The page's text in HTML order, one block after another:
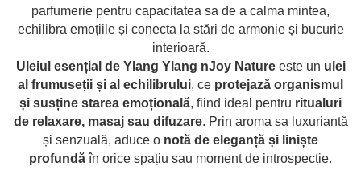
parfumerie pentru capacitatea sa de a calma mintea,
echilibra emoțiileși conecta la stări de armonie și bucurie
interioară.
Uleiul esențial de Ylang Ylang nJoy Natureeste un ulei
al frumuseții și al echilibrului, ce protejază organismul
și susține starea emoțională, fiind ideal pentru ritualuri
de relaxare, masaj sau difuzare. Prin aroma sa luxuriantă
și senzuală, aduce o notă de eleganță și liniște
profundăîn orice spațiu sau moment de introspecție.